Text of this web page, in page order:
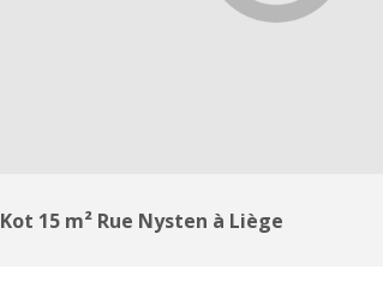
Kot 15 m² Rue Nysten à Liège